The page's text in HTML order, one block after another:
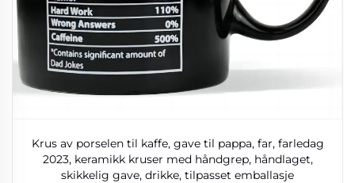
Krus av porselen til kaffe, gave til pappa, far, farledag
2023, keramikk kruser med håndgrep, håndlaget,
skikkelig gave, drikke, tilpasset emballasje